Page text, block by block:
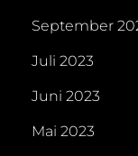
September
Juli 2023
Juni 2023
Mai 2023